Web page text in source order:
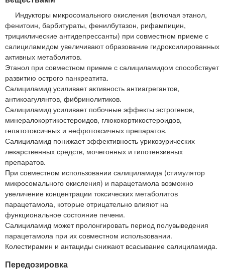
Индукторы микросомального окисления (включая этанол,
фенитоин, барбитураты, фенилбутазон, рифампицин,
трициклические антидепрессанты) при совместном приеме с
салициламидом увеличивают образование гидроксилированных
активных метаболитов.
Этанол при совместном приеме с салициламидом способствует
развитию острого панкреатита.
Салициламид усиливает активность антиагрегантов,
антикоагулянтов, фибринолитиков.
Салициламид усиливает побочные эффекты эстрогенов,
минералокортикостероидов, глюкокортикостероидов,
гепатотоксичных и нефротоксичных препаратов.
Салициламид понижает эффективность урикозурических
лекарственных средств, мочегонных и гипотензивных
препаратов.
При совместном использовании салициламида (стимулятор
микросомального окисления) и парацетамола возможно
увеличение концентрации токсических метаболитов
парацетамола, которые отрицательно влияют на
функциональное состояние печени.
Салициламид может пролонгировать период полувыведения
парацетамола при их совместном использовании.
Колестирамин и антациды снижают всасывание салициламида.
Передозировка